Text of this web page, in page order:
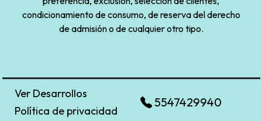
condicionamiento de consumo, de reserva del derecho
de admisión o de cualquier otro tipo.
Ver Desarrollos
Política de privacidad
5547429940